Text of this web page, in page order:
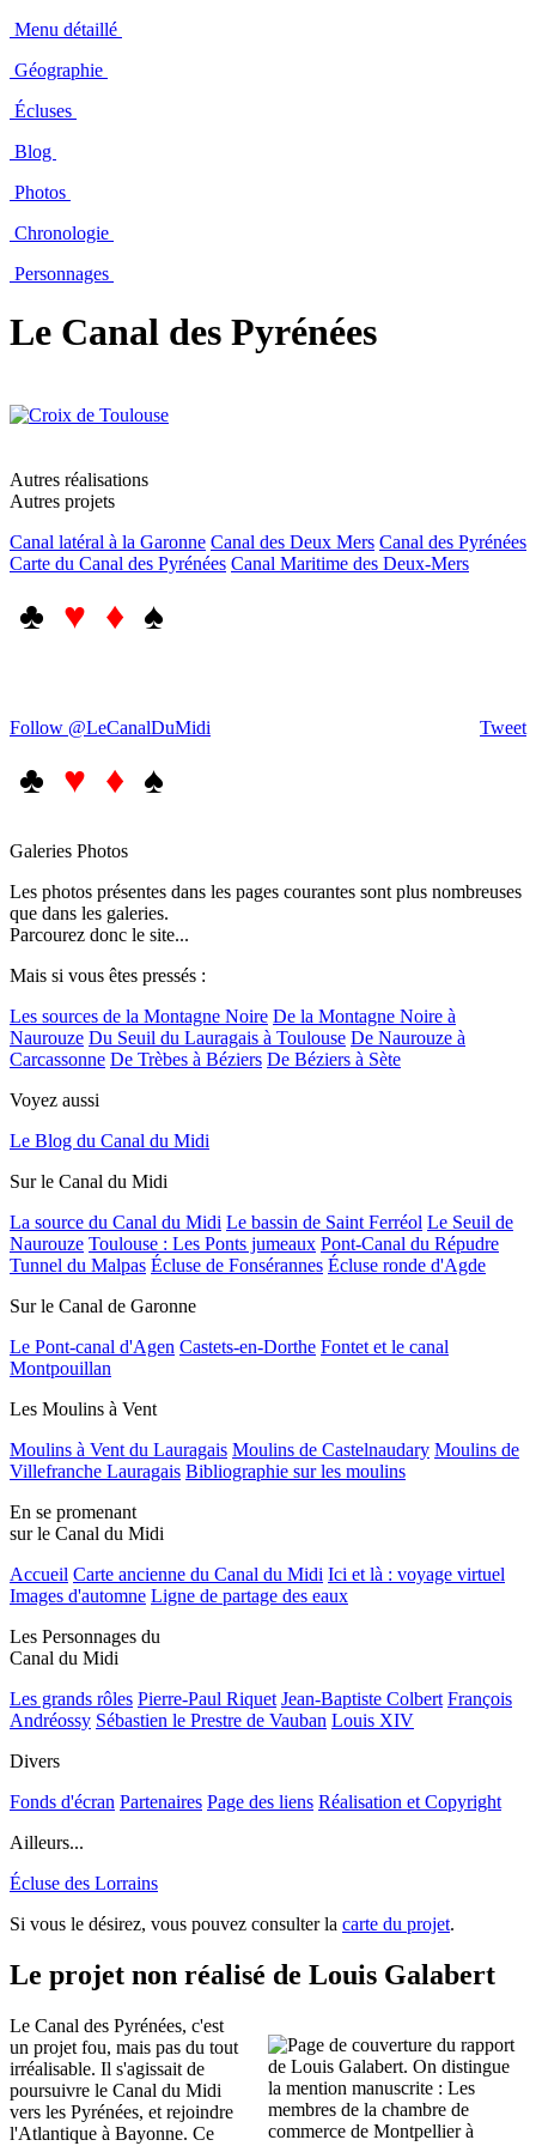
Menu détaillé
Géographie
Écluses
Blog
Photos
Chronologie
Personnages
Le Canal des Pyrénées
Autres réalisations
Autres projets
Canal latéral à la Garonne Canal des Deux Mers Canal des Pyrénées
Carte du Canal des Pyrénées Canal Maritime des Deux-Mers
♣ ♥ ♦ ♠
Tweet
Follow @LeCanalDuMidi
♣ ♥ ♦ ♠
Galeries Photos
Les photos présentes dans les pages courantes sont plus nombreuses
que dans les galeries.
Parcourez donc le site...
Mais si vous êtes pressés :
Les sources de la Montagne Noire De la Montagne Noire à
Naurouze Du Seuil du Lauragais à Toulouse De Naurouze à
Carcassonne De Trèbes à Béziers De Béziers à Sète
Voyez aussi
Le Blog du Canal du Midi
Sur le Canal du Midi
La source du Canal du Midi Le bassin de Saint Ferréol Le Seuil de
Naurouze Toulouse : Les Ponts jumeaux Pont-Canal du Répudre
Tunnel du Malpas Écluse de Fonsérannes Écluse ronde d'Agde
Sur le Canal de Garonne
Le Pont-canal d'Agen Castets-en-Dorthe Fontet et le canal
Montpouillan
Les Moulins à Vent
Moulins à Vent du Lauragais Moulins de Castelnaudary Moulins de
Villefranche Lauragais Bibliographie sur les moulins
En se promenant
sur le Canal du Midi
Accueil Carte ancienne du Canal du Midi Ici et là : voyage virtuel
Images d'automne Ligne de partage des eaux
Les Personnages du
Canal du Midi
Les grands rôles Pierre-Paul Riquet Jean-Baptiste Colbert François
Andréossy Sébastien le Prestre de Vauban Louis XIV
Divers
Fonds d'écran Partenaires Page des liens Réalisation et Copyright
Ailleurs...
Écluse des Lorrains
Si vous le désirez, vous pouvez consulter la carte du projet.
Le projet non réalisé de Louis Galabert
Le Canal des Pyrénées, c'est
un projet fou, mais pas du tout
irréalisable. Il s'agissait de
poursuivre le Canal du Midi
vers les Pyrénées, et rejoindre
l'Atlantique à Bayonne. Ce